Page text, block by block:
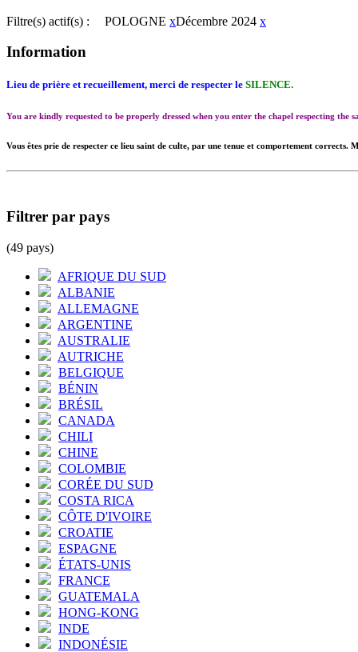
Filtre(s) actif(s) : POLOGNE xDécembre 2024 x
Information
Lieu de prière et recueillement, merci de respecter le SILENCE.
You are kindly requested to be properly dressed when you enter the chapel respecting
Vous êtes prie de respecter ce lieu saint de culte, par une tenue et comportement corrects.
Filtrer par pays
(49 pays)
AFRIQUE DU SUD
ALBANIE
ALLEMAGNE
ARGENTINE
AUSTRALIE
AUTRICHE
BELGIQUE
BÉNIN
BRÉSIL
CANADA
CHILI
CHINE
COLOMBIE
CORÉE DU SUD
COSTA RICA
CÔTE D'IVOIRE
CROATIE
ESPAGNE
ÉTATS-UNIS
FRANCE
GUATEMALA
HONG-KONG
INDE
INDONÉSIE